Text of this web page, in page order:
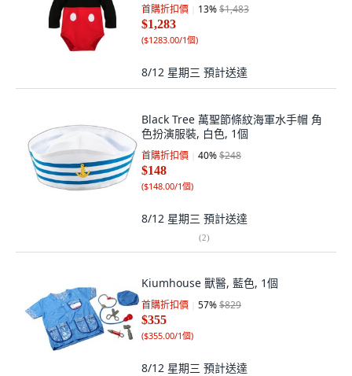
首購折扣價 13%$1,483
$1,283
($1283.00/1個)
8/12 星期三 預計送達
Black Tree 萬聖節條紋海軍水手帽 角
色扮演服裝, 白色, 1個
首購折扣價 40%$248
$148
($148.00/1個)
8/12 星期三 預計送達
(2)
Kiumhouse 獸醫, 藍色, 1個
首購折扣價 57%$829
$355
($355.00/1個)
8/12 星期三 預計送達